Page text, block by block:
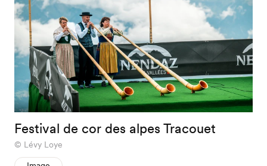
Festival de cor des alpes Tracouet
Lévy Loye